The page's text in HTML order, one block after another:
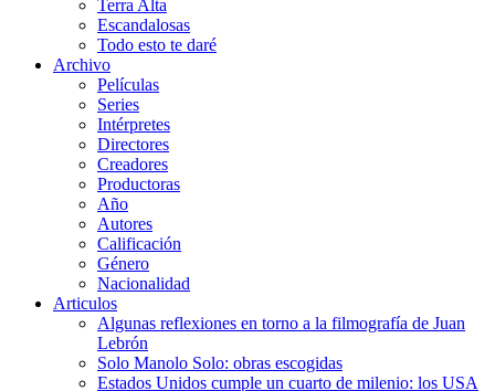
Terra Alta
Escandalosas
Todo esto te daré
Archivo
Películas
Series
Intérpretes
Directores
Creadores
Productoras
Año
Autores
Calificación
Género
Nacionalidad
Articulos
Algunas reflexiones en torno a la filmografía de Juan
Lebrón
Solo Manolo Solo: obras escogidas
Estados Unidos cumple un cuarto de milenio: los USA